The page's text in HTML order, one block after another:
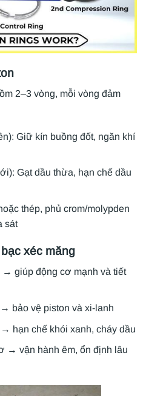
2–3 vòng, mỗi vòng đảm
Giữ kín buồng đốt, ngăn khí
Gạt dầu thừa, hạn chế dầu
thép, phủ crom/molypden
sát
xéc măng
→ giúp động cơ mạnh và tiết
bảo vệ piston và xi-lanh
hạn chế khói xanh, cháy dầu
→ vận hành êm, ổn định lâu